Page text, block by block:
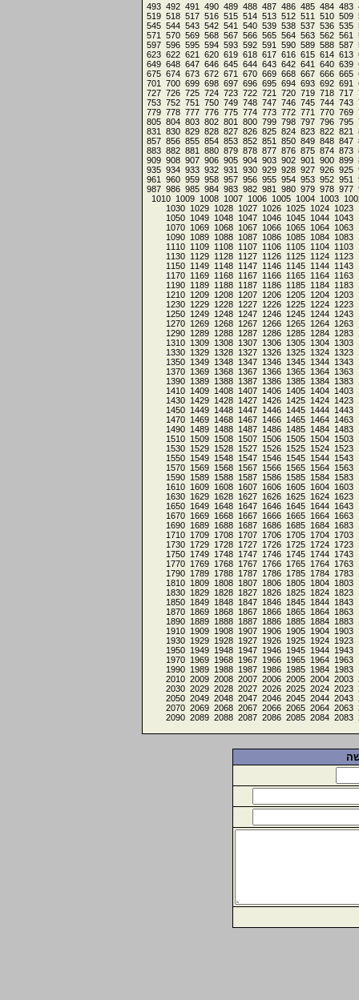
483
484
485
486
487
488
489
490
491
492
493
509
510
511
512
513
514
515
516
517
518
519
535
536
537
538
539
540
541
542
543
544
545
561
562
563
564
565
566
567
568
569
570
571
587
588
589
590
591
592
593
594
595
596
597
613
614
615
616
617
618
619
620
621
622
623
639
640
641
642
643
644
645
646
647
648
649
665
666
667
668
669
670
671
672
673
674
675
691
692
693
694
695
696
697
698
699
700
701
717
718
719
720
721
722
723
724
725
726
727
743
744
745
746
747
748
749
750
751
752
753
769
770
771
772
773
774
775
776
777
778
779
795
796
797
798
799
800
801
802
803
804
805
821
822
823
824
825
826
827
828
829
830
831
847
848
849
850
851
852
853
854
855
856
857
873
874
875
876
877
878
879
880
881
882
883
899
900
901
902
903
904
905
906
907
908
909
925
926
927
928
929
930
931
932
933
934
935
951
952
953
954
955
956
957
958
959
960
961
977
978
979
980
981
982
983
984
985
986
987
1003
1004
1005
1006
1007
1008
1009
1010
1023
1024
1025
1026
1027
1028
1029
1030
1043
1044
1045
1046
1047
1048
1049
1050
1063
1064
1065
1066
1067
1068
1069
1070
1083
1084
1085
1086
1087
1088
1089
1090
1103
1104
1105
1106
1107
1108
1109
1110
1123
1124
1125
1126
1127
1128
1129
1130
1143
1144
1145
1146
1147
1148
1149
1150
1163
1164
1165
1166
1167
1168
1169
1170
1183
1184
1185
1186
1187
1188
1189
1190
1203
1204
1205
1206
1207
1208
1209
1210
1223
1224
1225
1226
1227
1228
1229
1230
1243
1244
1245
1246
1247
1248
1249
1250
1263
1264
1265
1266
1267
1268
1269
1270
1283
1284
1285
1286
1287
1288
1289
1290
1303
1304
1305
1306
1307
1308
1309
1310
1323
1324
1325
1326
1327
1328
1329
1330
1343
1344
1345
1346
1347
1348
1349
1350
1363
1364
1365
1366
1367
1368
1369
1370
1383
1384
1385
1386
1387
1388
1389
1390
1403
1404
1405
1406
1407
1408
1409
1410
1423
1424
1425
1426
1427
1428
1429
1430
1443
1444
1445
1446
1447
1448
1449
1450
1463
1464
1465
1466
1467
1468
1469
1470
1483
1484
1485
1486
1487
1488
1489
1490
1503
1504
1505
1506
1507
1508
1509
1510
1523
1524
1525
1526
1527
1528
1529
1530
1543
1544
1545
1546
1547
1548
1549
1550
1563
1564
1565
1566
1567
1568
1569
1570
1583
1584
1585
1586
1587
1588
1589
1590
1603
1604
1605
1606
1607
1608
1609
1610
1623
1624
1625
1626
1627
1628
1629
1630
1643
1644
1645
1646
1647
1648
1649
1650
1663
1664
1665
1666
1667
1668
1669
1670
1683
1684
1685
1686
1687
1688
1689
1690
1703
1704
1705
1706
1707
1708
1709
1710
1723
1724
1725
1726
1727
1728
1729
1730
1743
1744
1745
1746
1747
1748
1749
1750
1763
1764
1765
1766
1767
1768
1769
1770
1783
1784
1785
1786
1787
1788
1789
1790
1803
1804
1805
1806
1807
1808
1809
1810
1823
1824
1825
1826
1827
1828
1829
1830
1843
1844
1845
1846
1847
1848
1849
1850
1863
1864
1865
1866
1867
1868
1869
1870
1883
1884
1885
1886
1887
1888
1889
1890
1903
1904
1905
1906
1907
1908
1909
1910
1923
1924
1925
1926
1927
1928
1929
1930
1943
1944
1945
1946
1947
1948
1949
1950
1963
1964
1965
1966
1967
1968
1969
1970
1983
1984
1985
1986
1987
1988
1989
1990
2003
2004
2005
2006
2007
2008
2009
2010
2023
2024
2025
2026
2027
2028
2029
2030
2043
2044
2045
2046
2047
2048
2049
2050
2063
2064
2065
2066
2067
2068
2069
2070
2083
2084
2085
2086
2087
2088
2089
2090